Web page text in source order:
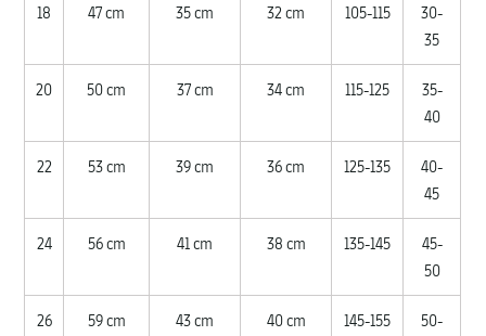
18 47 cm 35 cm 32 cm 105-115
30-
35
20 50 cm 37 cm 34 cm 115-125
35-
40
22 53 cm 39 cm 36 cm 125-135
40-
45
24 56 cm 41 cm 38 cm 135-145
45-
50
26 59 cm 43 cm 40 cm 145-155
50-